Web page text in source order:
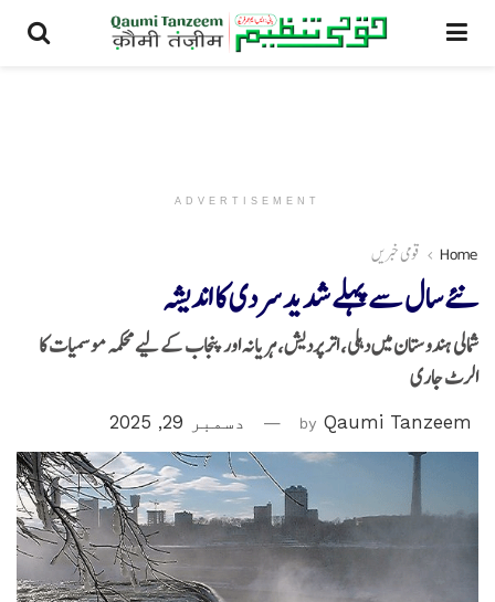
ADVERTISEMENT
Home قومی خبریں
نئے سال سے پہلے شدید سردی کا اندیشہ
شمالی ہندوستان میں دہلی، اتر پردیش، ہریانہ اور پنجاب کے لیے محکمہ موسمیات کا
الرٹ جاری
by Qaumi Tanzeem دسمبر 29, 2025